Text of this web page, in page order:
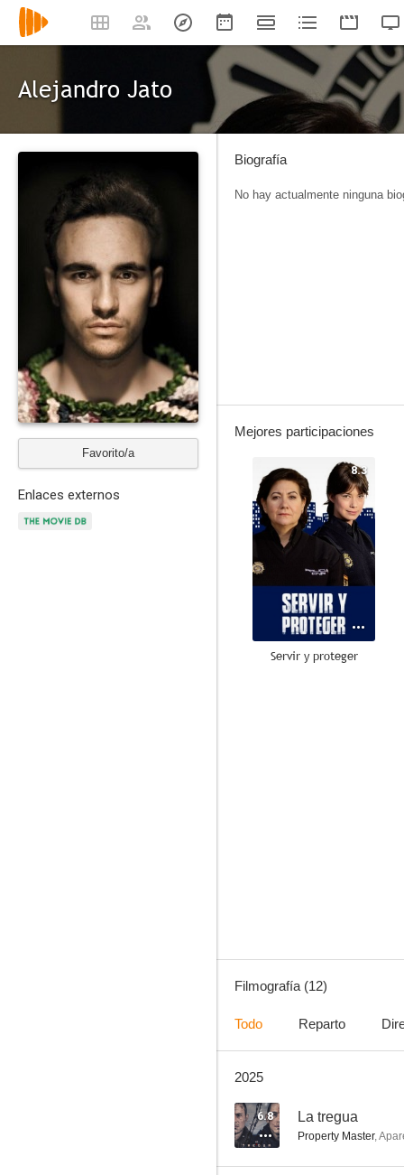
Alejandro Jato
Favorito/a
Enlaces externos
Biografía
No hay actualmente ninguna
Mejores participaciones
8.3
Servir y proteger
Filmografía (12)
Todo Reparto
2025
6.8 La tregua
Property Master,